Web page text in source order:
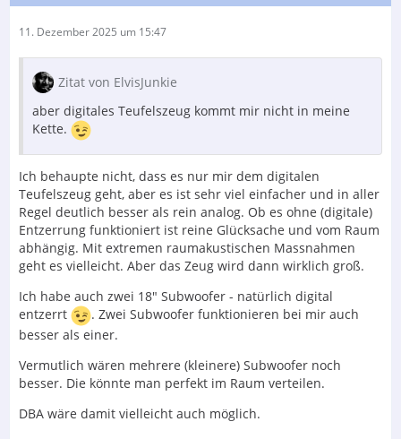
11. Dezember 2025 um 15:47
Zitat von ElvisJunkie
aber digitales Teufelszeug kommt mir nicht in meine
Kette.
Ich behaupte nicht, dass es nur mir dem digitalen
Teufelszeug geht, aber es ist sehr viel einfacher und in aller
Regel deutlich besser als rein analog. Ob es ohne (digitale)
Entzerrung funktioniert ist reine Glücksache und vom Raum
abhängig. Mit extremen raumakustischen Massnahmen
geht es vielleicht. Aber das Zeug wird dann wirklich groß.
Ich habe auch zwei 18" Subwoofer - natürlich digital
entzerrt
. Zwei Subwoofer funktionieren bei mir auch
besser als einer.
Vermutlich wären mehrere (kleinere) Subwoofer noch
besser. Die könnte man perfekt im Raum verteilen.
DBA wäre damit vielleicht auch möglich.